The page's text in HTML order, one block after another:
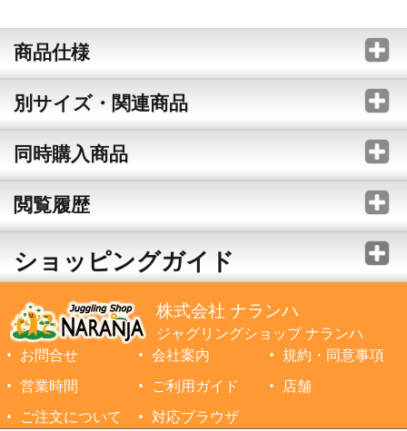
商品仕様
別サイズ・関連商品
同時購入商品
閲覧履歴
ショッピングガイド
株式会社 ナランハ
ジャグリングショップ ナランハ
お問合せ
会社案内
規約・同意事項
営業時間
ご利用ガイド
店舗
ご注文について
対応ブラウザ